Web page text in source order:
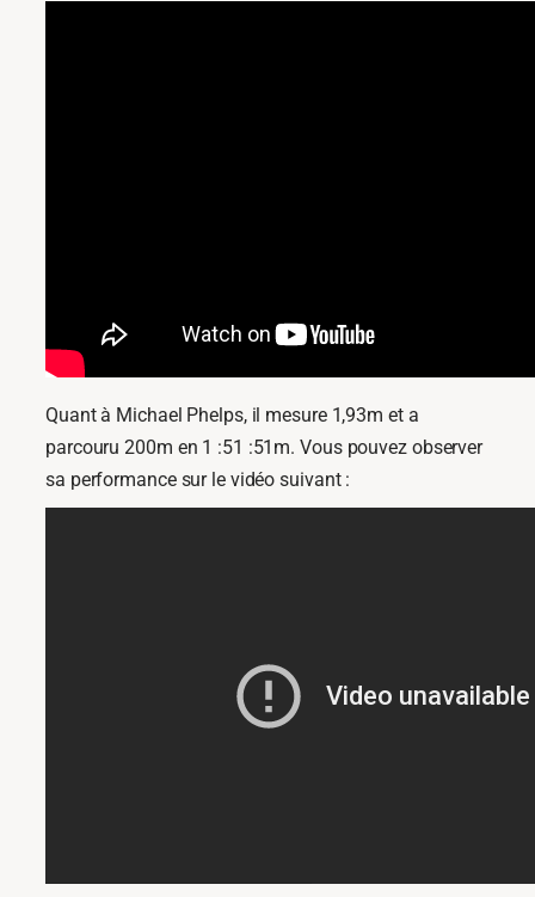
Quant à Michael Phelps, il mesure 1,93m et a
parcouru 200m en 1 :51 :51m. Vous pouvez observer
sa performance sur le vidéo suivant :